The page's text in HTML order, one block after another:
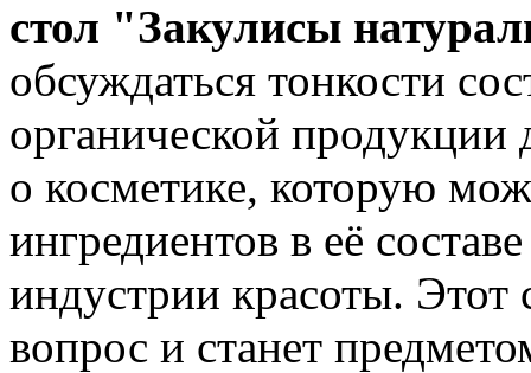
стол "Закулисы
обсуждаться тонкости
органической
о косметике, которую
ингредиентов в её
индустрии красоты.
вопрос и станет